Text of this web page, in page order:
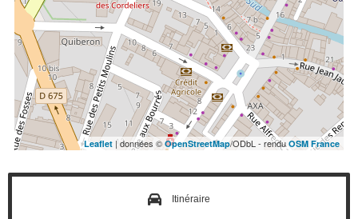
Leaflet | données © OpenStreetMap/ODbL - rendu OSM France
Itinéraire